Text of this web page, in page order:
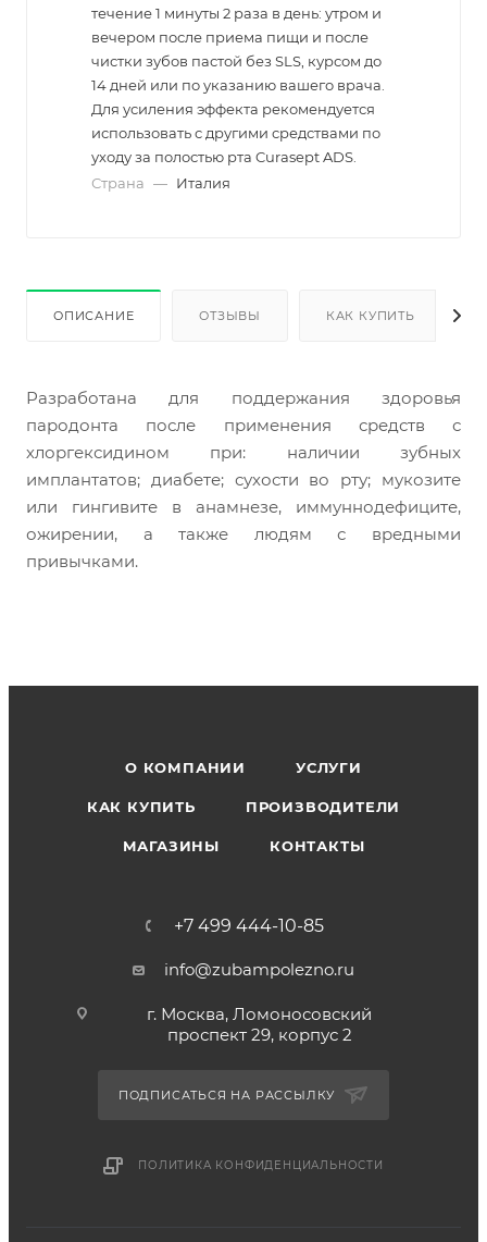
течение 1 минуты 2 раза в день: утром и
вечером после приема пищи и после
чистки зубов пастой без SLS, курсом до
14 дней или по указанию вашего врача.
Для усиления эффекта рекомендуется
использовать с другими средствами по
уходу за полостью рта Curasept ADS.
Страна — Италия
ОПИСАНИЕ ОТЗЫВЫ КАК КУПИТЬ
Разработана для поддержания здоровья
пародонта после применения средств с
хлоргексидином при: наличии зубных
имплантатов; диабете; сухости во рту; мукозите
или гингивите в анамнезе, иммуннодефиците,
ожирении, а также людям с вредными
привычками.
О КОМПАНИИ УСЛУГИ
КАК КУПИТЬ ПРОИЗВОДИТЕЛИ
МАГАЗИНЫ КОНТАКТЫ
+7 499 444-10-85
info@zubampolezno.ru
г. Москва, Ломоносовский
проспект 29, корпус 2
ПОДПИСАТЬСЯ НА РАССЫЛКУ
ПОЛИТИКА КОНФИДЕНЦИАЛЬНОСТИ